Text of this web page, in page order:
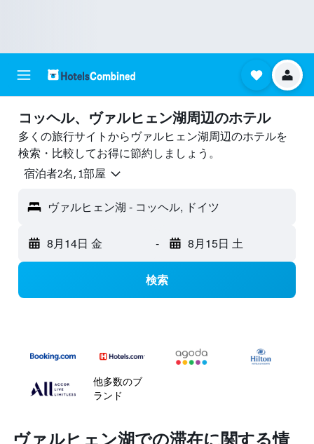
コッヘル​、ヴァルヒェン湖周辺のホテル
多くの旅行サイトからヴァルヒェン湖周辺のホテルを
検索・比較してお得に節約しましょう。
宿泊者2名, 1​部屋
ヴァルヒェン湖 - コッヘル, ドイツ
8月14日 金 - 8月15日 土
検索
他多数のブ
ランド
ヴァルヒェン湖での滞在に関する情